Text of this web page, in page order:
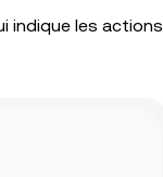
indique les actions